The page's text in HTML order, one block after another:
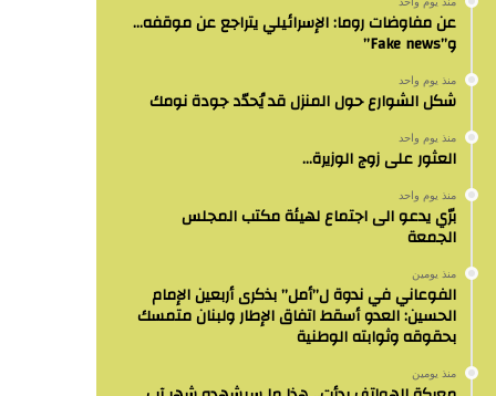
عن مفاوضات روما: الإسرائيلي يتراجع عن موقفه…
و”Fake news”
منذ يوم واحد
شكل الشوارع حول المنزل قد يُحدّد جودة نومك
منذ يوم واحد
العثور على زوج الوزيرة…
منذ يوم واحد
برّي يدعو الى اجتماع لهيئة مكتب المجلس
الجمعة
منذ يومين
الفوعاني في ندوة ل”أمل” بذكرى أربعين الإمام
الحسين: العدو أسقط اتفاق الإطار ولبنان متمسك
بحقوقه وثوابته الوطنية
منذ يومين